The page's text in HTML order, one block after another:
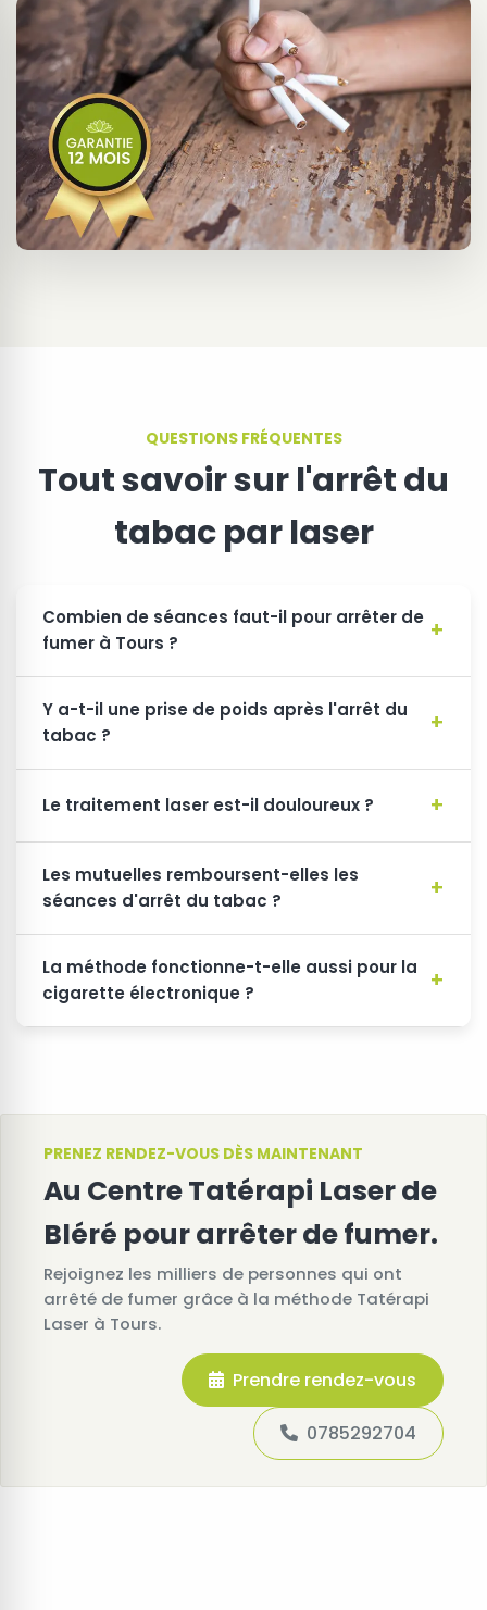
QUESTIONS FRÉQUENTES
Tout savoir sur l'arrêt du
tabac par laser
Combien de séances faut-il pour arrêter de
fumer à Tours ?
Y a-t-il une prise de poids après l'arrêt du
tabac ?
Le traitement laser est-il douloureux ?
Les mutuelles remboursent-elles les
séances d'arrêt du tabac ?
La méthode fonctionne-t-elle aussi pour la
cigarette électronique ?
PRENEZ RENDEZ-VOUS DÈS MAINTENANT
Au Centre Tatérapi Laser de
Bléré pour arrêter de fumer.
Rejoignez les milliers de personnes qui ont
arrêté de fumer grâce à la méthode Tatérapi
Laser à Tours.
Prendre rendez-vous
0785292704